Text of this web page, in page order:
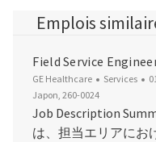
Emplois
Field Service
GE Healthcare Catégorie
Services
Japon, 260-0024
Job Description
は、担当エリアにお